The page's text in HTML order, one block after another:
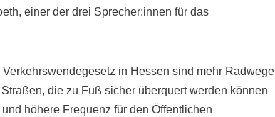
einer der drei Sprecher:innen für das
in Hessen sind mehr Radwege
die zu Fuß sicher überquert werden können
höhere Frequenz für den Öffentlichen